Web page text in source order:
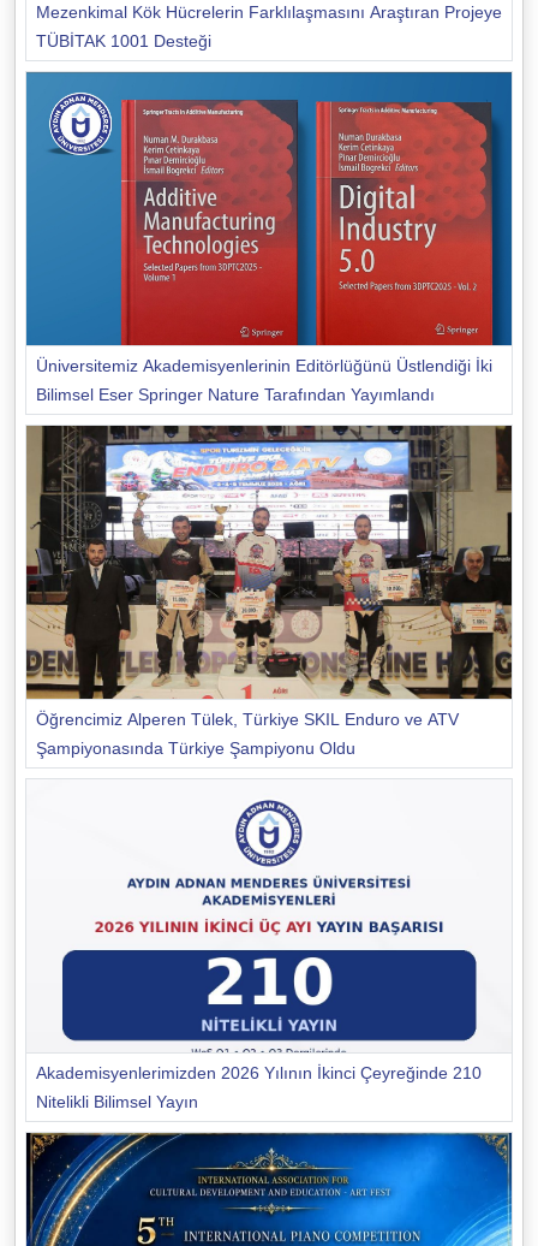
Mezenkimal Kök Hücrelerin Farklılaşmasını Araştıran Projeye
TÜBİTAK 1001 Desteği
Üniversitemiz Akademisyenlerinin Editörlüğünü Üstlendiği İki
Bilimsel Eser Springer Nature Tarafından Yayımlandı
Öğrencimiz Alperen Tülek, Türkiye SKIL Enduro ve ATV
Şampiyonasında Türkiye Şampiyonu Oldu
Akademisyenlerimizden 2026 Yılının İkinci Çeyreğinde 210
Nitelikli Bilimsel Yayın